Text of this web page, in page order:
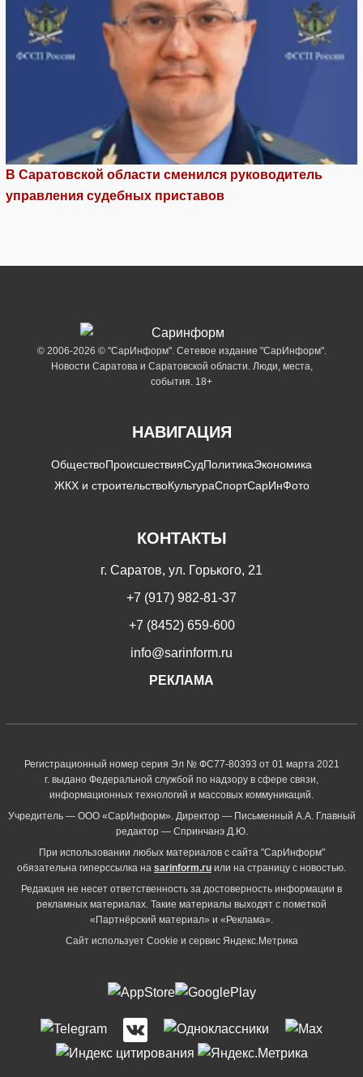
В Саратовской области сменился руководитель
управления судебных приставов
© 2006-2026 © "СарИнформ". Сетевое издание "СарИнформ".
Новости Саратова и Саратовской области. Люди, места,
события. 18+
НАВИГАЦИЯ
ОбществоПроисшествияСудПолитикаЭкономика
ЖКХ и строительствоКультураСпортСарИнФото
КОНТАКТЫ
г. Саратов, ул. Горького, 21
+7 (917) 982-81-37
+7 (8452) 659-600
info@sarinform.ru
РЕКЛАМА
Регистрационный номер серия Эл № ФС77-80393 от 01 марта 2021
г. выдано Федеральной службой по надзору в сфере связи,
информационных технологий и массовых коммуникаций.
Учредитель — ООО «СарИнформ». Директор — Письменный А.А. Главный
редактор — Спринчанэ Д.Ю.
При использовании любых материалов с сайта "СарИнформ"
обязательна гиперссылка на sarinform.ru или на страницу с новостью.
Редакция не несет ответственность за достоверность информации в
рекламных материалах. Такие материалы выходят с пометкой
«Партнёрский материал» и «Реклама».
Сайт использует Cookie и сервиc Яндекс.Метрика